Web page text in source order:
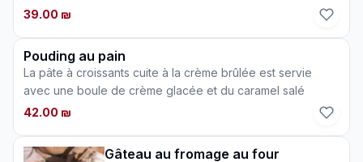
39.00 ₪
Pouding au pain
La pâte à croissants cuite à la crème brûlée est servie
avec une boule de crème glacée et du caramel salé
42.00 ₪
Gâteau au fromage au four